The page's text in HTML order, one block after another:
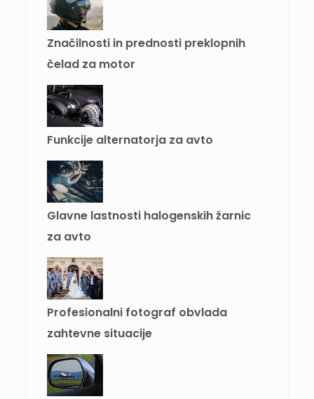
Značilnosti in prednosti preklopnih
čelad za motor
Funkcije alternatorja za avto
Glavne lastnosti halogenskih žarnic
za avto
Profesionalni fotograf obvlada
zahtevne situacije